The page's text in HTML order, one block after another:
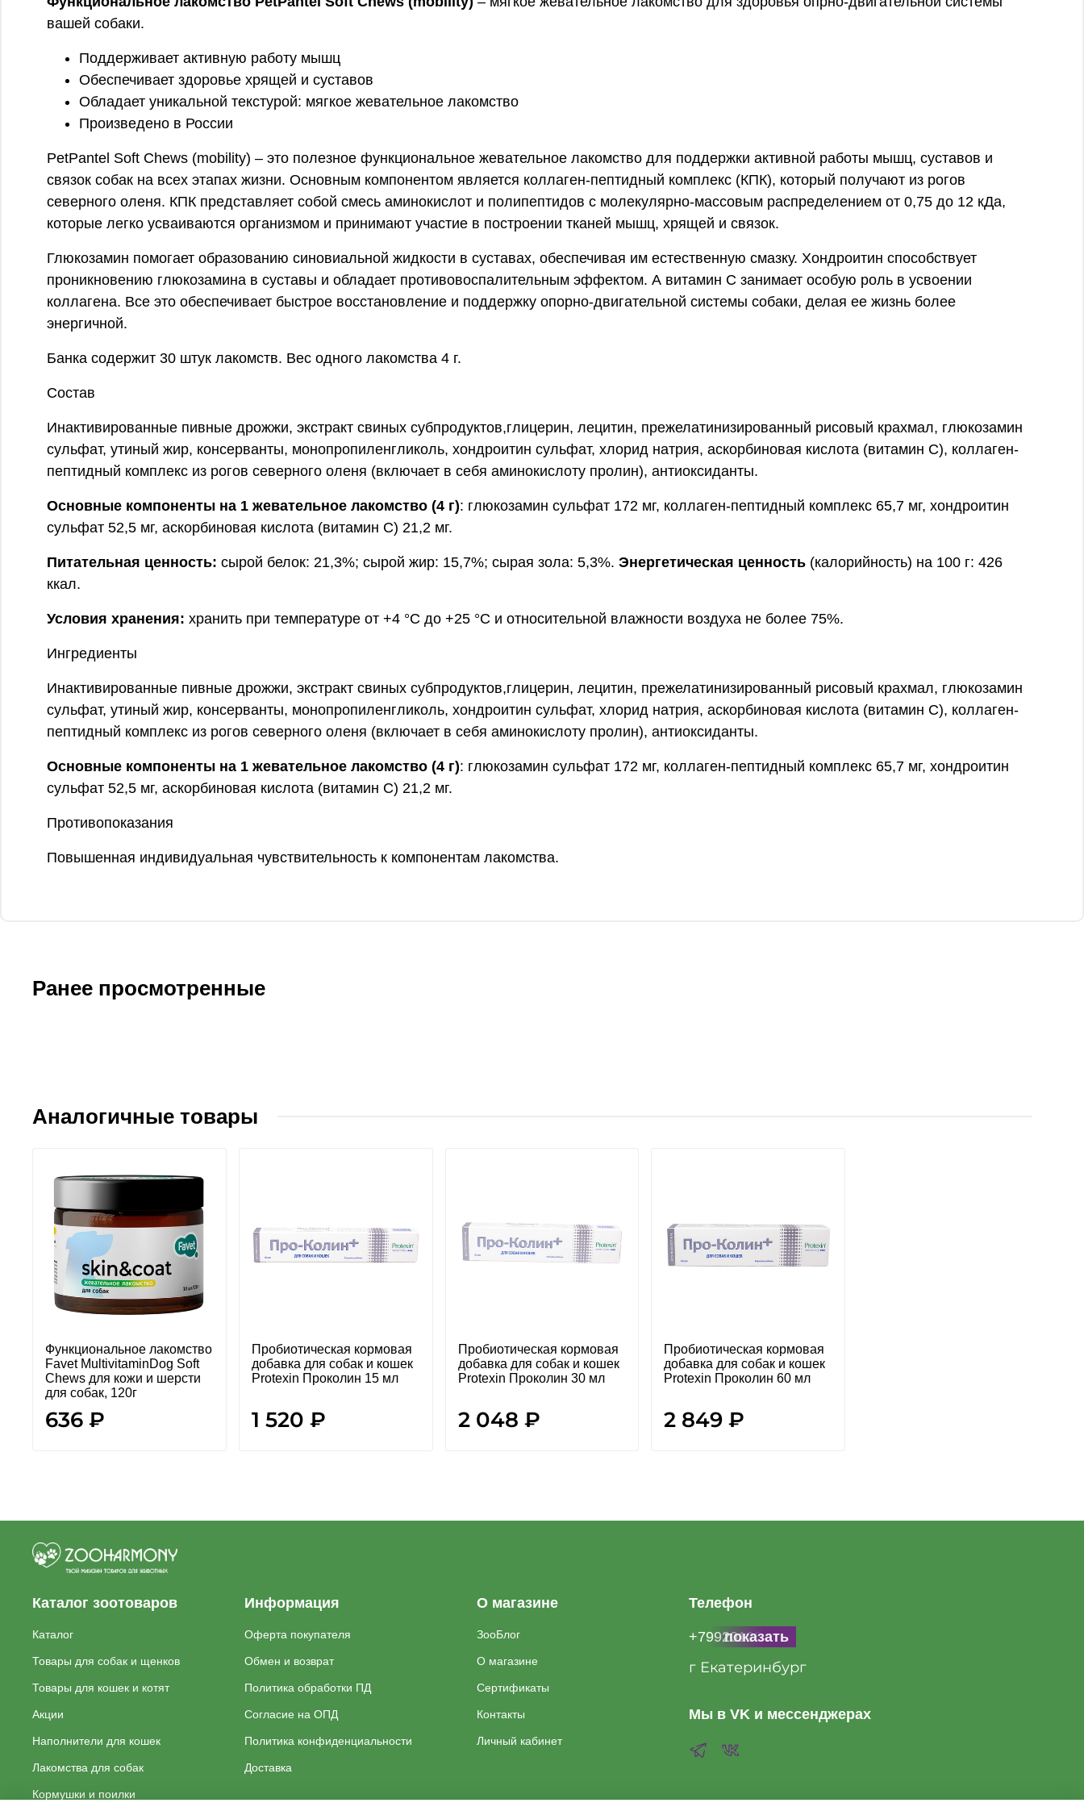
вашей собаки.
Поддерживает активную работу мышц
Обеспечивает здоровье хрящей и суставов
Обладает уникальной текстурой: мягкое жевательное лакомство
Произведено в России
PetPantel Soft Chews (mobility) – это полезное функциональное жевательное лакомство для поддержки активной работы мышц, суставов и
связок собак на всех этапах жизни. Основным компонентом является коллаген-пептидный комплекс (КПК), который получают из рогов
северного оленя. КПК представляет собой смесь аминокислот и полипептидов с молекулярно-массовым распределением от 0,75 до 12 кДа,
которые легко усваиваются организмом и принимают участие в построении тканей мышц, хрящей и связок.
Глюкозамин помогает образованию синовиальной жидкости в суставах, обеспечивая им естественную смазку. Хондроитин способствует
проникновению глюкозамина в суставы и обладает противовоспалительным эффектом. А витамин С занимает особую роль в усвоении
коллагена. Все это обеспечивает быстрое восстановление и поддержку опорно-двигательной системы собаки, делая ее жизнь более
энергичной.
Банка содержит 30 штук лакомств. Вес одного лакомства 4 г.
Состав
Инактивированные пивные дрожжи, экстракт свиных субпродуктов,глицерин, лецитин, прежелатинизированный рисовый крахмал, глюкозамин
сульфат, утиный жир, консерванты, монопропиленгликоль, хондроитин сульфат, хлорид натрия, аскорбиновая кислота (витамин С), коллаген-
пептидный комплекс из рогов северного оленя (включает в себя аминокислоту пролин), антиоксиданты.
Основные компоненты на 1 жевательное лакомство (4 г): глюкозамин сульфат 172 мг, коллаген-пептидный комплекс 65,7 мг, хондроитин
сульфат 52,5 мг, аскорбиновая кислота (витамин С) 21,2 мг.
Питательная ценность: сырой белок: 21,3%; сырой жир: 15,7%; сырая зола: 5,3%. Энергетическая ценность (калорийность) на 100 г: 426
ккал.
Условия хранения: хранить при температуре от +4 °С до +25 °С и относительной влажности воздуха не более 75%.
Ингредиенты
Инактивированные пивные дрожжи, экстракт свиных субпродуктов,глицерин, лецитин, прежелатинизированный рисовый крахмал, глюкозамин
сульфат, утиный жир, консерванты, монопропиленгликоль, хондроитин сульфат, хлорид натрия, аскорбиновая кислота (витамин С), коллаген-
пептидный комплекс из рогов северного оленя (включает в себя аминокислоту пролин), антиоксиданты.
Основные компоненты на 1 жевательное лакомство (4 г): глюкозамин сульфат 172 мг, коллаген-пептидный комплекс 65,7 мг, хондроитин
сульфат 52,5 мг, аскорбиновая кислота (витамин С) 21,2 мг.
Противопоказания
Повышенная индивидуальная чувствительность к компонентам лакомства.
Ранее просмотренные
Аналогичные товары
Функциональное лакомство
Favet MultivitaminDog Soft
Chews для кожи и шерсти
для собак, 120г
636 ₽
Пробиотическая кормовая
добавка для собак и кошек
Protexin Проколин 15 мл
1 520 ₽
Пробиотическая кормовая
добавка для собак и кошек
Protexin Проколин 30 мл
2 048 ₽
Пробиотическая кормовая
добавка для собак и кошек
Protexin Проколин 60 мл
2 849 ₽
Каталог зоотоваров
Каталог
Товары для собак и щенков
Товары для кошек и котят
Акции
Наполнители для кошек
Лакомства для собак
Кормушки и поилки
Информация
Оферта покупателя
Обмен и возврат
Политика обработки ПД
Согласие на ОПД
Политика конфиденциальности
Доставка
О магазине
ЗооБлог
О магазине
Сертификаты
Контакты
Личный кабинет
Телефон
+79920128846
показать
г Екатеринбург
Мы в VK и мессенджерах